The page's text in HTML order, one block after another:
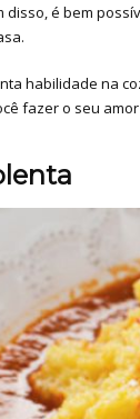
disso, é bem
habilidade na
fazer o seu